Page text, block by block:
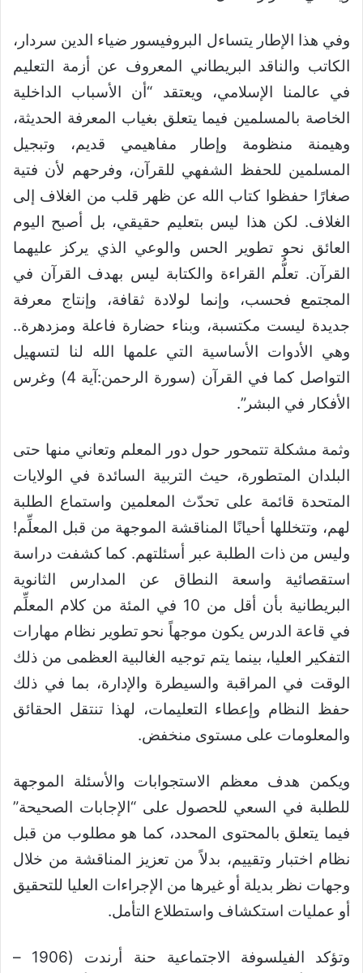
وفي هذا الإطار يتساءل البروفيسور ضياء الدين سردار،
الكاتب والناقد البريطاني المعروف عن أزمة التعليم
في عالمنا الإسلامي، ويعتقد “أن الأسباب الداخلية
الخاصة بالمسلمين فيما يتعلق بغياب المعرفة الحديثة،
وهيمنة منظومة وإطار مفاهيمي قديم، وتبجيل
المسلمين للحفظ الشفهي للقرآن، وفرحهم لأن فتية
صغارًا حفظوا كتاب الله عن ظهر قلب من الغلاف إلى
الغلاف. لكن هذا ليس بتعليم حقيقي، بل أصبح اليوم
العائق نحو تطوير الحس والوعي الذي يركز عليهما
القرآن. تعلُّم القراءة والكتابة ليس بهدف القرآن في
المجتمع فحسب، وإنما لولادة ثقافة، وإنتاج معرفة
جديدة ليست مكتسبة، وبناء حضارة فاعلة ومزدهرة..
وهي الأدوات الأساسية التي علمها الله لنا لتسهيل
التواصل كما في القرآن (سورة الرحمن:آية 4) وغرس
الأفكار في البشر”.
وثمة مشكلة تتمحور حول دور المعلم وتعاني منها حتى
البلدان المتطورة، حيث التربية السائدة في الولايات
المتحدة قائمة على تحدّث المعلمين واستماع الطلبة
لهم، وتتخللها أحيانًا المناقشة الموجهة من قبل المعلِّم!
وليس من ذات الطلبة عبر أسئلتهم. كما كشفت دراسة
استقصائية واسعة النطاق عن المدارس الثانوية
البريطانية بأن أقل من 10 في المئة من كلام المعلِّم
في قاعة الدرس يكون موجهاً نحو تطوير نظام مهارات
التفكير العليا، بينما يتم توجيه الغالبية العظمى من ذلك
الوقت في المراقبة والسيطرة والإدارة، بما في ذلك
حفظ النظام وإعطاء التعليمات، لهذا تنتقل الحقائق
والمعلومات على مستوى منخفض.
ويكمن هدف معظم الاستجوابات والأسئلة الموجهة
للطلبة في السعي للحصول على “الإجابات الصحيحة”
فيما يتعلق بالمحتوى المحدد، كما هو مطلوب من قبل
نظام اختبار وتقييم، بدلاً من تعزيز المناقشة من خلال
وجهات نظر بديلة أو غيرها من الإجراءات العليا للتحقيق
أو عمليات استكشاف واستطلاع التأمل.
وتؤكد الفيلسوفة الاجتماعية حنة أرندت (1906 –